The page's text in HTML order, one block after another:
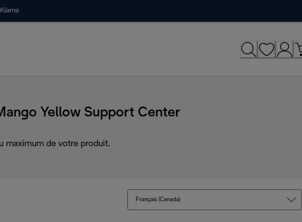
Yellow Support Center
maximum de votre produit.
Français (Canada)